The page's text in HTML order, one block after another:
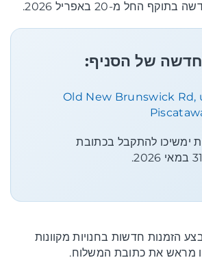
החל מ-20 באפריל 2026.
של הסניף:
ימשיכו להתקבל בכתובת
הזמנות חדשות בחנויות מקוונות
מראש את כתובת המשלוח.